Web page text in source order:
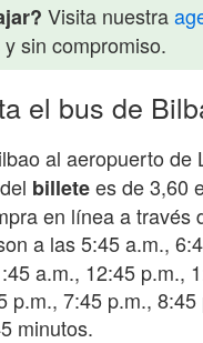
Visita nuestra
sin compromiso.
el bus de
al aeropuerto de
billetees de 3,60
en línea a través
a las 5:45 a.m.,
a.m., 12:45 p.m.,
p.m., 7:45 p.m.,
minutos.